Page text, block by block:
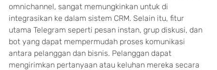
omnichannel, sangat memungkinkan untuk di
integrasikan ke dalam sistem CRM. Selain itu, fitur
utama Telegram seperti pesan instan, grup diskusi, dan
bot yang dapat mempermudah proses komunikasi
antara pelanggan dan bisnis. Pelanggan dapat
mengirimkan pertanyaan atau keluhan mereka secara